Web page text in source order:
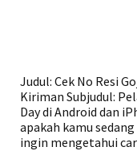
Judul: Cek No Resi
Kiriman Subjudul:
Day di Android dan
apakah kamu
ingin mengetahui